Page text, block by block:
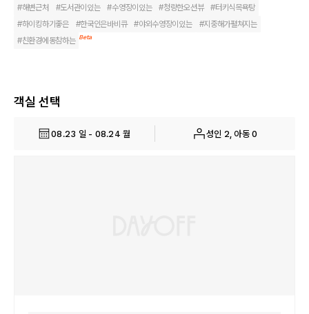
#해변근처 #도서관이있는 #수영장이있는 #청량한오션뷰 #터키식목욕탕
#하이킹하기좋은 #한국인은바비큐 #야외수영장이있는 #지중해가펼쳐지는
#친환경에동참하는 Beta
객실 선택
08.23 일 - 08.24 월 성인 2, 아동 0